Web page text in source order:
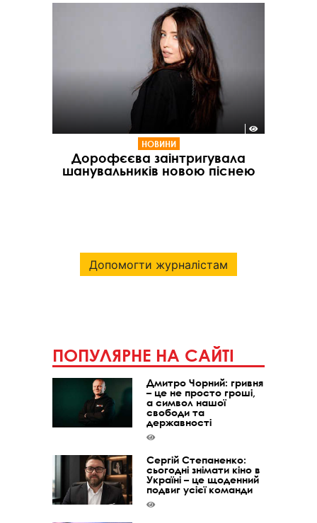
НОВИНИ
Дорофєєва заінтригувала
шанувальників новою піснею
Допомогти журналістам
ПОПУЛЯРНЕ НА САЙТІ
Дмитро Чорний: гривня
– це не просто гроші,
а символ нашої
свободи та
державності
Сергій Степаненко:
сьогодні знімати кіно в
Україні – це щоденний
подвиг усієї команди